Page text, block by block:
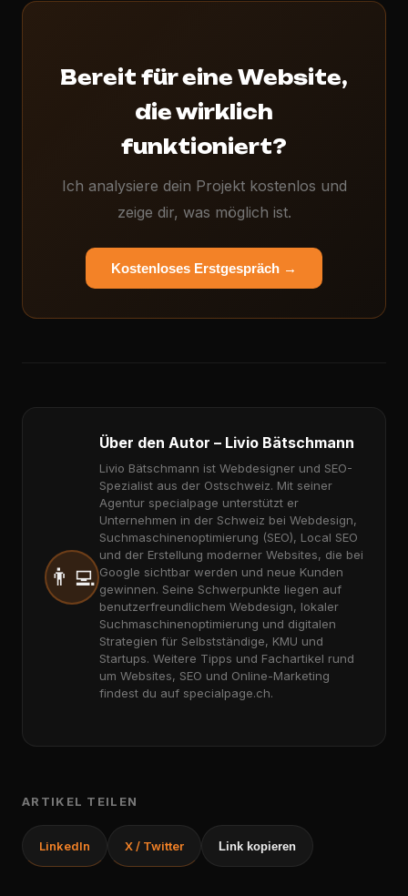
Bereit für eine Website,
die wirklich
funktioniert?
Ich analysiere dein Projekt kostenlos und
zeige dir, was möglich ist.
Kostenloses Erstgespräch →
👨‍💻
Über den Autor – Livio Bätschmann
Livio Bätschmann ist Webdesigner und SEO-
Spezialist aus der Ostschweiz. Mit seiner
Agentur specialpage unterstützt er
Unternehmen in der Schweiz bei Webdesign,
Suchmaschinenoptimierung (SEO), Local SEO
und der Erstellung moderner Websites, die bei
Google sichtbar werden und neue Kunden
gewinnen. Seine Schwerpunkte liegen auf
benutzerfreundlichem Webdesign, lokaler
Suchmaschinenoptimierung und digitalen
Strategien für Selbstständige, KMU und
Startups. Weitere Tipps und Fachartikel rund
um Websites, SEO und Online-Marketing
findest du auf specialpage.ch.
ARTIKEL TEILEN
LinkedIn X / Twitter Link kopieren